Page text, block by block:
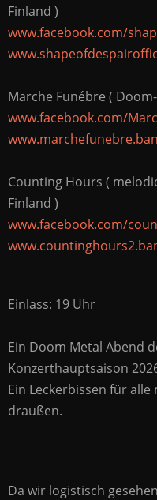
Finland )
www.facebook.com/
Marche Funébre (
www.facebook.com/
Counting Hours (
Finland )
www.facebook.com/
Einlass: 19 Uhr
Ein Doom Metal Abend
Konzerthauptsaison
Ein Leckerbissen für
draußen.
Da wir logistisch